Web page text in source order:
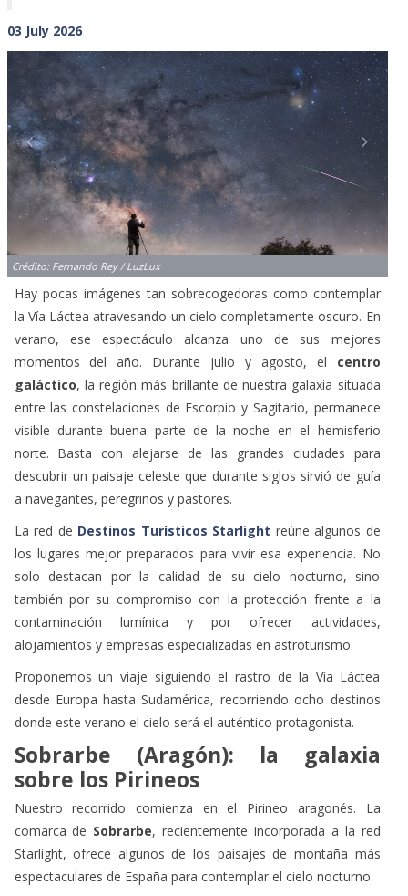
03 July 2026
Crédito: Fernando Rey / LuzLux
Previous Next
Hay pocas imágenes tan sobrecogedoras como contemplar
la Vía Láctea atravesando un cielo completamente oscuro. En
verano, ese espectáculo alcanza uno de sus mejores
momentos del año. Durante julio y agosto, el centro
galáctico, la región más brillante de nuestra galaxia situada
entre las constelaciones de Escorpio y Sagitario, permanece
visible durante buena parte de la noche en el hemisferio
norte. Basta con alejarse de las grandes ciudades para
descubrir un paisaje celeste que durante siglos sirvió de guía
a navegantes, peregrinos y pastores.
La red de Destinos Turísticos Starlight reúne algunos de
los lugares mejor preparados para vivir esa experiencia. No
solo destacan por la calidad de su cielo nocturno, sino
también por su compromiso con la protección frente a la
contaminación lumínica y por ofrecer actividades,
alojamientos y empresas especializadas en astroturismo.
Proponemos un viaje siguiendo el rastro de la Vía Láctea
desde Europa hasta Sudamérica, recorriendo ocho destinos
donde este verano el cielo será el auténtico protagonista.
Sobrarbe (Aragón): la galaxia
sobre los Pirineos
Nuestro recorrido comienza en el Pirineo aragonés. La
comarca de Sobrarbe, recientemente incorporada a la red
Starlight, ofrece algunos de los paisajes de montaña más
espectaculares de España para contemplar el cielo nocturno.